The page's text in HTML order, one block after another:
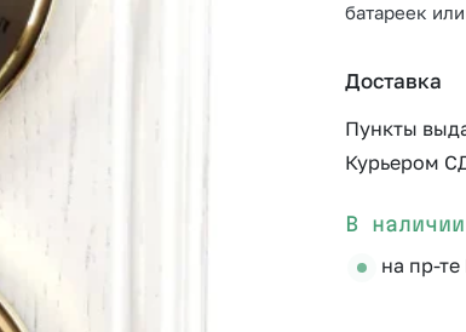
батареек
Доставка
Пункты
Курьером
В наличии
на пр-